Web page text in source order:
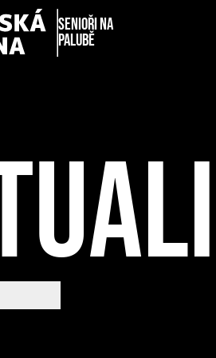
Senioři na
palubě